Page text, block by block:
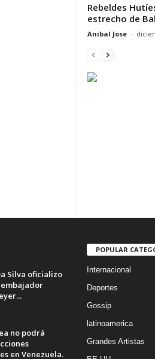
Rebeldes
estrecho de
Anibal Jose -
Silva oficializo
no podrá
en Venezuela.
POPULAR
Internacional
Deportes
Gossip
latinoamerica
Grandes Artistas